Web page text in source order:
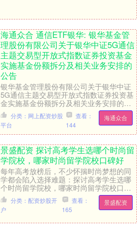
海通众合 通信ETF银华: 银华基金管
理股份有限公司关于银华中证5G通信
主题交易型开放式指数证券投资基金
实施基金份额拆分及相关业务安排的
公告
银华基金管理股份有限公司关于银华中证
5G通信主题交易型开放式指数证券投资基
金实施基金份额拆分及相关业务安排的公
告根据《银华中证5G通信主题交易型开放
式指数证券投....
海通众合
分类：网上配资炒股
平台
查看：
144
景盛配资 探讨高考学生选哪个时尚留
学院校，哪家时尚留学院校口碑好
每年高考放榜后，不少怀揣时尚梦想的同
学都会陷入选择难题：探讨高考学生选哪
个时尚留学院校，哪家时尚留学院校口碑
好，甚至不少持有BTEC、AP等国际课程
背景的同学，....
景盛配资
分类：配资炒股开
户
查看：
165